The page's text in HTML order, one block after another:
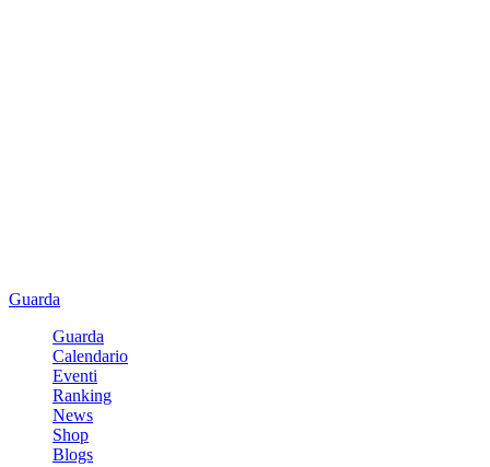
Guarda
Guarda
Calendario
Eventi
Ranking
News
Shop
Blogs